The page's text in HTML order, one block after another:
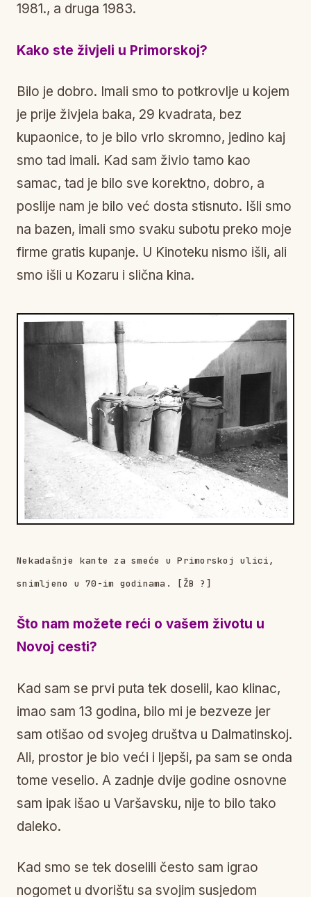
1981., a druga 1983.
Kako ste živjeli u Primorskoj?
Bilo je dobro. Imali smo to potkrovlje u kojem
je prije živjela baka, 29 kvadrata, bez
kupaonice, to je bilo vrlo skromno, jedino kaj
smo tad imali. Kad sam živio tamo kao
samac, tad je bilo sve korektno, dobro, a
poslije nam je bilo već dosta stisnuto. Išli smo
na bazen, imali smo svaku subotu preko moje
firme gratis kupanje. U Kinoteku nismo išli, ali
smo išli u Kozaru i slična kina.
Nekadašnje kante za smeće u Primorskoj ulici,
snimljeno u 70-im godinama. [ŽB ?]
Što nam možete reći o vašem životu u
Novoj cesti?
Kad sam se prvi puta tek doselil, kao klinac,
imao sam 13 godina, bilo mi je bezveze jer
sam otišao od svojeg društva u Dalmatinskoj.
Ali, prostor je bio veći i ljepši, pa sam se onda
tome veselio. A zadnje dvije godine osnovne
sam ipak išao u Varšavsku, nije to bilo tako
daleko.
Kad smo se tek doselili često sam igrao
nogomet u dvorištu sa svojim susjedom